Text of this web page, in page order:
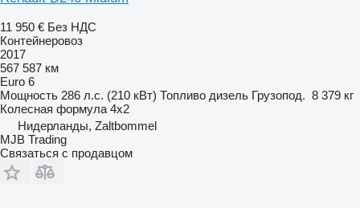
11 950 € Без НДС
Контейнеровоз
2017
567 587 км
Euro 6
Мощность 286 л.с. (210 кВт) Топливо дизель Грузопод. 8 379 кг
Колесная формула 4x2
Нидерланды, Zaltbommel
MJB Trading
Связаться с продавцом